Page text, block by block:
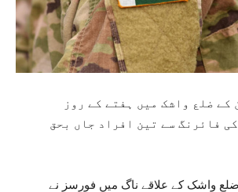
کے ضلع واشک میں ہفتے کے روز
فائرنگ سے تین افراد جاں بحق
واشک کے علاقے ناگ میں فورسز نے